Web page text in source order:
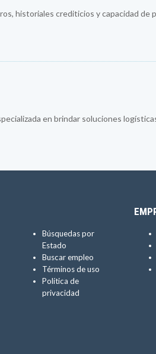
historiales crediticios y capacidad de
en brindar soluciones
Búsquedas por
Estado
Buscar empleo
Términos de uso
Política de
privacidad